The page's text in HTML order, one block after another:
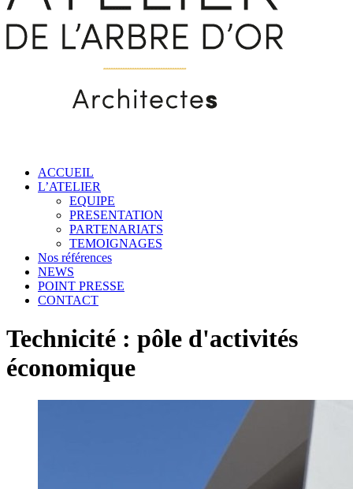
ACCUEIL
L’ATELIER
EQUIPE
PRESENTATION
PARTENARIATS
TEMOIGNAGES
Nos références
NEWS
POINT PRESSE
CONTACT
Technicité : pôle d'activités
économique